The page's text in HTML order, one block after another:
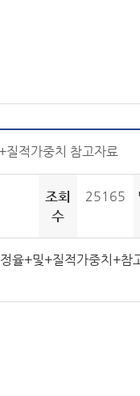
질적가중치 참고자료
조회
수
25165
율+및+질적가중치+참